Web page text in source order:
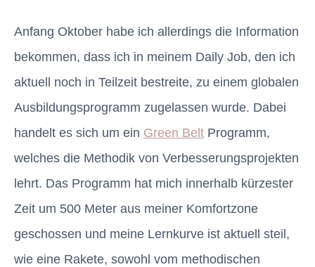
Anfang Oktober habe ich allerdings die Information
bekommen, dass ich in meinem Daily Job, den ich
aktuell noch in Teilzeit bestreite, zu einem globalen
Ausbildungsprogramm zugelassen wurde. Dabei
handelt es sich um ein Green Belt Programm,
welches die Methodik von Verbesserungsprojekten
lehrt. Das Programm hat mich innerhalb kürzester
Zeit um 500 Meter aus meiner Komfortzone
geschossen und meine Lernkurve ist aktuell steil,
wie eine Rakete, sowohl vom methodischen